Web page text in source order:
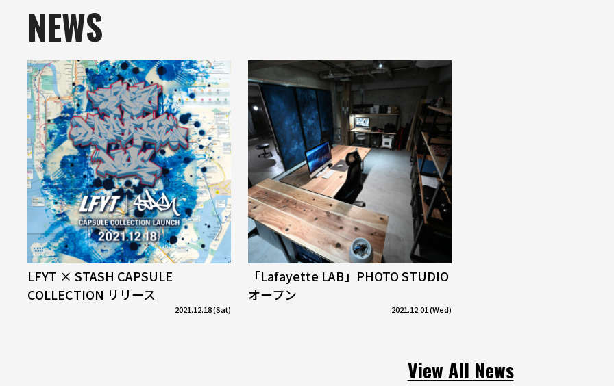
NEWS
LFYT × STASH CAPSULE
COLLECTION リリース
2021.12.18 (Sat)
「Lafayette LAB」PHOTO STUDIO
オープン
2021.12.01 (Wed)
View All News